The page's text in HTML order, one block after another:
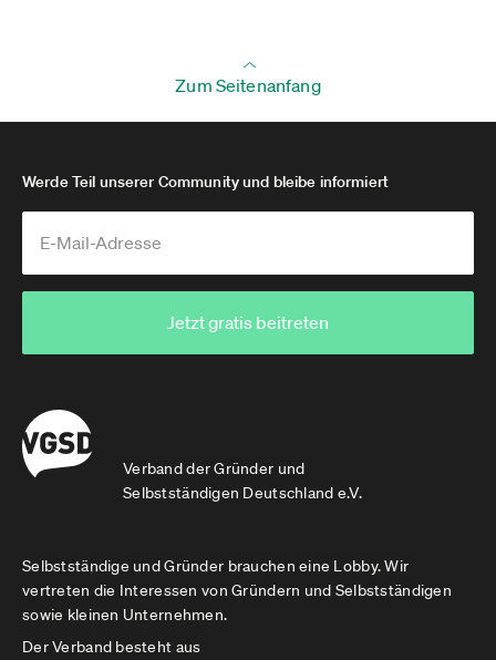
Zum Seitenanfang
Verband der Gründer und
Selbstständigen Deutschland e.V.
Werde Teil unserer Community und bleibe informiert
Jetzt gratis beitreten
Selbstständige und Gründer brauchen eine Lobby. Wir
vertreten die Interessen von Gründern und Selbstständigen
sowie kleinen Unternehmen.
Der Verband besteht aus